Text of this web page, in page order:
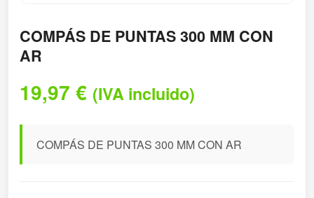
COMPÁS DE PUNTAS 300 MM CON
AR
19,97 € (IVA incluido)
COMPÁS DE PUNTAS 300 MM CON AR